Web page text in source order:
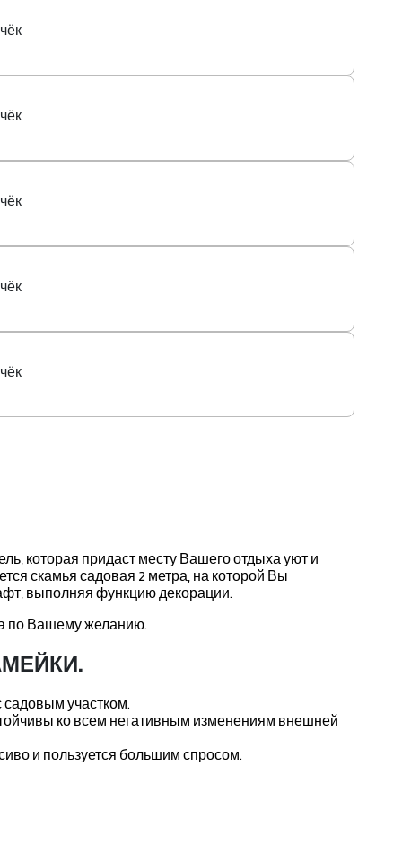
которая придаст месту Вашего отдыха уют и
скамья садовая 2 метра, на которой Вы
выполняя функцию декорации.
по Вашему желанию.
участком.
ко всем негативным изменениям внешней
и пользуется большим спросом.